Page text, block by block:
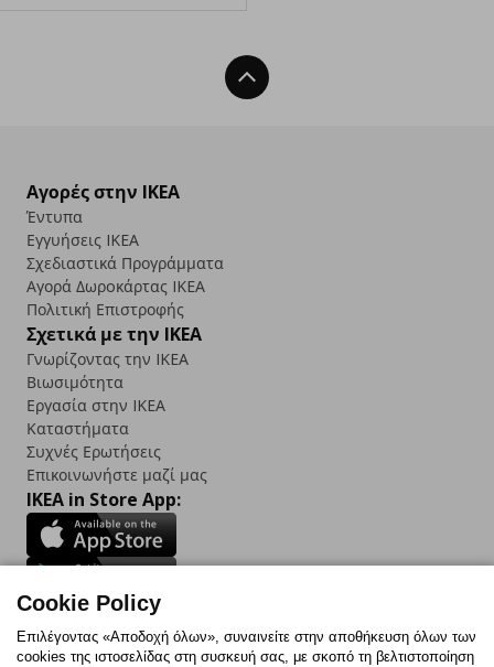
Back To Top
Αγορές στην IKEA
Έντυπα
Εγγυήσεις IKEA
Σχεδιαστικά Προγράμματα
Αγορά Δωρoκάρτας IKEA
Πολιτική Επιστροφής
Σχετικά με την IKEA
Γνωρίζοντας την IKEA
Βιωσιμότητα
Εργασία στην IKEA
Καταστήματα
Συχνές Ερωτήσεις
Επικοινωνήστε μαζί μας
IKEA in Store App:
Follow us:
FacebookInstagram
TikTokYoutubePinterestTwitter
Cookie Policy
Επιλέγοντας «Αποδοχή όλων», συναινείτε στην αποθήκευση όλων των
cookies της ιστοσελίδας στη συσκευή σας, με σκοπό τη βελτιστοποίηση